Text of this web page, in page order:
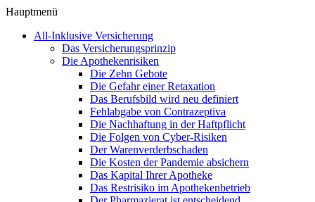
Hauptmenü
All-Inklusive Versicherung
Das Versicherungsprinzip
Die Apothekenrisiken
Die Zehn Gebote
Die Gefahr einer Retaxation
Das Berufsbild wird neu definiert
Fehlabgabe von Contrazeptiva
Die Nachhaftung in der Haftpflicht
Die Folgen von Cyber-Risiken
Der Warenverderbschaden
Die Kosten der Pandemie absichern
Das Kapital Ihrer Apotheke
Das Restrisiko im Apothekenbetrieb